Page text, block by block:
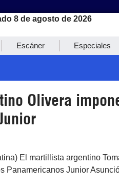
8 de agosto de 2026
Escáner Especiales
Olivera
El martillista argentino
Panamericanos Junior